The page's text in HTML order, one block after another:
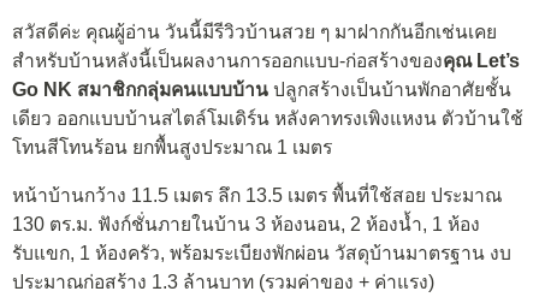
สวัสดีค่ะ คุณผู้อ่าน วันนี้มีรีวิวบ้านสวย ๆ มาฝากกันอีกเช่นเคย
สำหรับบ้านหลังนี้เป็นผลงานการออกแบบ-ก่อสร้างของคุณ Let’s
Go NK สมาชิกกลุ่มคนแบบบ้าน ปลูกสร้างเป็นบ้านพักอาศัยชั้น
เดียว ออกแบบบ้านสไตล์โมเดิร์น หลังคาทรงเพิงแหงน ตัวบ้านใช้
โทนสีโทนร้อน ยกพื้นสูงประมาณ 1 เมตร
หน้าบ้านกว้าง 11.5 เมตร ลึก 13.5 เมตร พื้นที่ใช้สอย ประมาณ
130 ตร.ม. ฟังก์ชั่นภายในบ้าน 3 ห้องนอน, 2 ห้องน้ำ, 1 ห้อง
รับแขก, 1 ห้องครัว, พร้อมระเบียงพักผ่อน วัสดุบ้านมาตรฐาน งบ
ประมาณก่อสร้าง 1.3 ล้านบาท (รวมค่าของ + ค่าแรง)